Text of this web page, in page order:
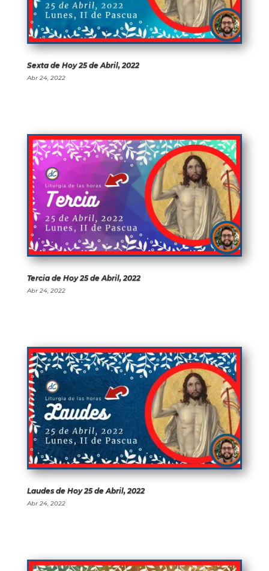
Sexta de Hoy 25 de Abril, 2022
Abr 24, 2022
Tercia de Hoy 25 de Abril, 2022
Abr 24, 2022
Laudes de Hoy 25 de Abril, 2022
Abr 24, 2022